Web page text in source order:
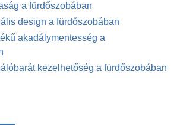
a fürdőszobában
design a fürdőszobában
akadálymentesség a
kezelhetőség a fürdőszobában